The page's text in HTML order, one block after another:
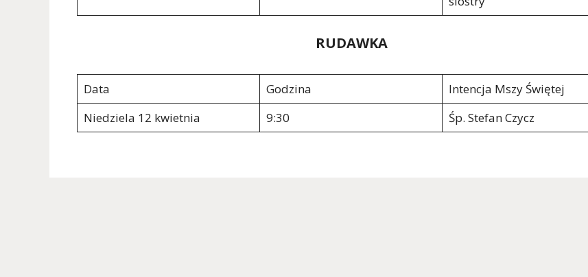
RUDAWKA
Data Godzina
Intencja Mszy Świętej
Niedziela 12 kwietnia
9:30 Śp. Stefan Czycz